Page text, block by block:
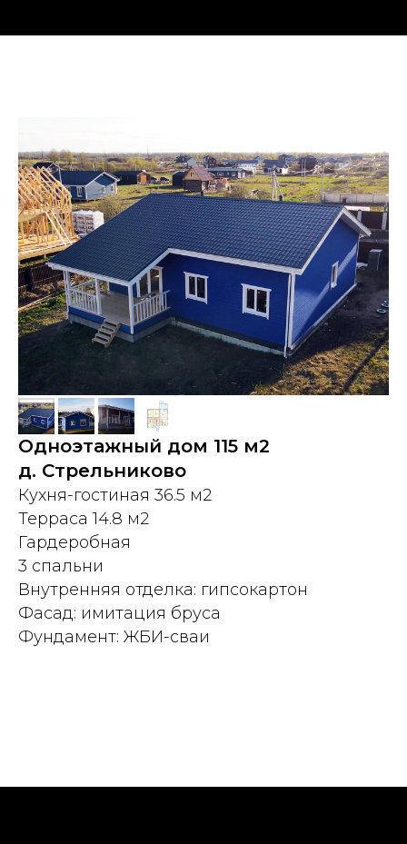
Одноэтажный дом 115 м2
д. Стрельниково
Кухня-гостиная 36.5 м2
Терраса 14.8 м2
Гардеробная
3 спальни
Внутренняя отделка: гипсокартон
Фасад: имитация бруса
Фундамент: ЖБИ-сваи